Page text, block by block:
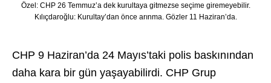
Özel: CHP 26 Temmuz’a dek kurultaya gitmezse seçime giremeyebilir.
Kılıçdaroğlu: Kurultay’dan önce arınma. Gözler 11 Haziran’da.
CHP 9 Haziran’da 24 Mayıs’taki polis baskınından
daha kara bir gün yaşayabilirdi. CHP Grup